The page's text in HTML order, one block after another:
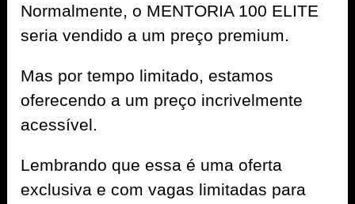
Normalmente, o MENTORIA 100 ELITE
seria vendido a um preço premium.
Mas por tempo limitado, estamos
oferecendo a um preço incrivelmente
acessível.
Lembrando que essa é uma oferta
exclusiva e com vagas limitadas para